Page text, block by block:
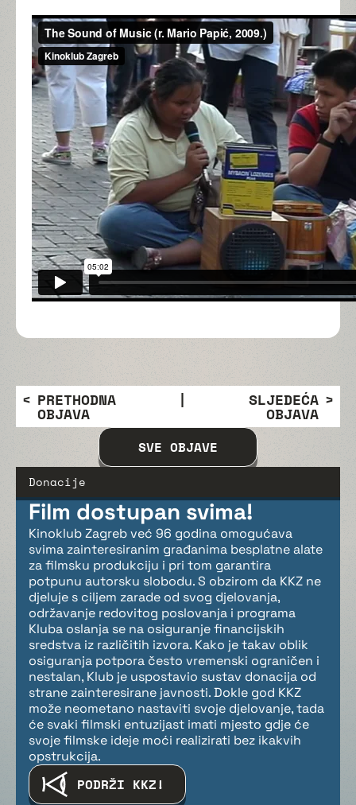
PRETHODNA
OBJAVA
| SLJEDEĆA
OBJAVA
SVE OBJAVE
Donacije
Film dostupan svima!
Kinoklub Zagreb već 96 godina omogućava
svima zainteresiranim građanima besplatne alate
za filmsku produkciju i pri tom garantira
potpunu autorsku slobodu. S obzirom da KKZ ne
djeluje s ciljem zarade od svog djelovanja,
održavanje redovitog poslovanja i programa
Kluba oslanja se na osiguranje financijskih
sredstva iz različitih izvora. Kako je takav oblik
osiguranja potpora često vremenski ograničen i
nestalan, Klub je uspostavio sustav donacija od
strane zainteresirane javnosti. Dokle god KKZ
može neometano nastaviti svoje djelovanje, tada
će svaki filmski entuzijast imati mjesto gdje će
svoje filmske ideje moći realizirati bez ikakvih
opstrukcija.
PODRŽI KKZ!